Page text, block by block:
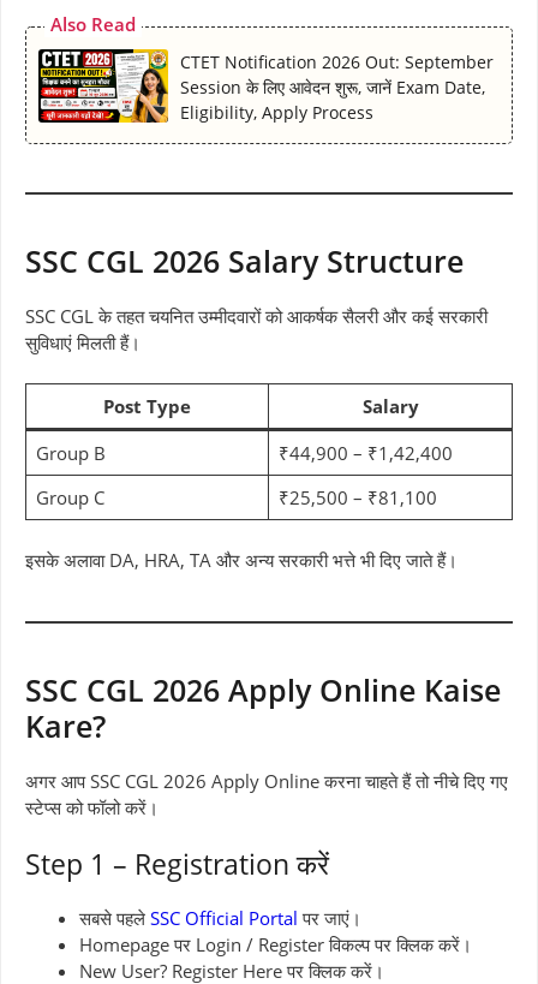
Also Read
CTET Notification 2026 Out: September
Session के लिए आवेदन शुरू, जानें Exam Date,
Eligibility, Apply Process
SSC CGL 2026 Salary Structure
SSC CGL के तहत चयनित उम्मीदवारों को आकर्षक सैलरी और कई सरकारी
सुविधाएं मिलती हैं।
Post Type
Salary
Group B
₹44,900 – ₹1,42,400
Group C
₹25,500 – ₹81,100
इसके अलावा DA, HRA, TA और अन्य सरकारी भत्ते भी दिए जाते हैं।
SSC CGL 2026 Apply Online Kaise
Kare?
अगर आप SSC CGL 2026 Apply Online करना चाहते हैं तो नीचे दिए गए
स्टेप्स को फॉलो करें।
Step 1 – Registration करें
सबसे पहले SSC Official Portal पर जाएं।
Homepage पर Login / Register विकल्प पर क्लिक करें।
New User? Register Here पर क्लिक करें।